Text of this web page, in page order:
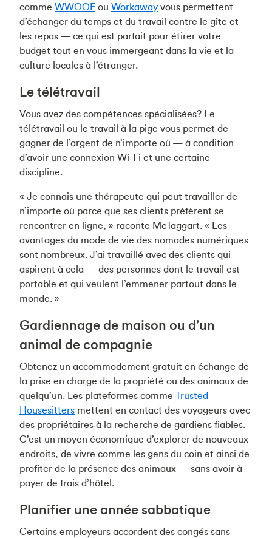
comme WWOOF ou Workaway vous permettent
d’échanger du temps et du travail contre le gîte et
les repas — ce qui est parfait pour étirer votre
budget tout en vous immergeant dans la vie et la
culture locales à l’étranger.
Le télétravail
Vous avez des compétences spécialisées? Le
télétravail ou le travail à la pige vous permet de
gagner de l’argent de n’importe où — à condition
d’avoir une connexion Wi-Fi et une certaine
discipline.
« Je connais une thérapeute qui peut travailler de
n’importe où parce que ses clients préfèrent se
rencontrer en ligne, » raconte McTaggart. « Les
avantages du mode de vie des nomades numériques
sont nombreux. J’ai travaillé avec des clients qui
aspirent à cela — des personnes dont le travail est
portable et qui veulent l’emmener partout dans le
monde. »
Gardiennage de maison ou d’un
animal de compagnie
Obtenez un accommodement gratuit en échange de
la prise en charge de la propriété ou des animaux de
quelqu’un. Les plateformes comme Trusted
Housesitters mettent en contact des voyageurs avec
des propriétaires à la recherche de gardiens fiables.
C’est un moyen économique d’explorer de nouveaux
endroits, de vivre comme les gens du coin et ainsi de
profiter de la présence des animaux — sans avoir à
payer de frais d’hôtel.
Planifier une année sabbatique
Certains employeurs accordent des congés sans